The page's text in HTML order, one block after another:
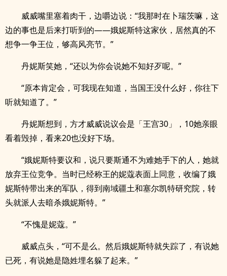
威威嘴里塞着肉干，边嚼边说：“我那时在卜瑞茨嘛，这
边的事也是后来打听到的——娥妮斯特这家伙，居然真的不
想争一争王位，够高风亮节。”
丹妮斯笑她，“还以为你会说她不知好歹呢。”
“原本肯定会，可我现在知道，当国王没什么好，你往下
听就知道了。”
丹妮斯想到，方才威威说议会是「王宫30」，10她亲眼
看着毁掉，看来20也没好下场。
“娥妮斯特要议和，说只要斯通不为难她手下的人，她就
放弃王位竞争。当时已经称王的妮蔻表面上同意，收编了娥
妮斯特带出来的军队，得到南域疆土和塞尔凯特研究院，转
头就派人去暗杀娥妮斯特。”
“不愧是妮蔻。”
威威点头，“可不是么。然后娥妮斯特就失踪了，有说她
已死，有说她是隐姓埋名躲了起来。”